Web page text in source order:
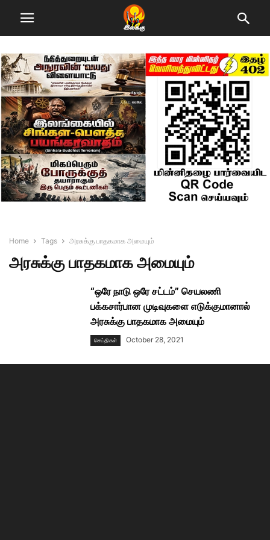
Home Tags அரசுக்கு பாதகமாக அமையும்
அரசுக்கு பாதகமாக அமையும்
“ஒரே நாடு ஒரே சட்டம்” செயலணி
பக்கசார்பான முடிவுகளை எடுக்குமானால்
அரசுக்கு பாதகமாக அமையும்
செய்திகள் October 28, 2021